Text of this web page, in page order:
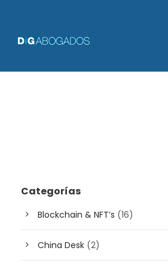
Categorías
Blockchain & NFT’s (16)
China Desk (2)